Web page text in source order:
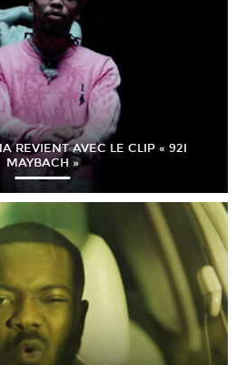
REVIENT AVEC LE CLIP « 92I
MAYBACH »